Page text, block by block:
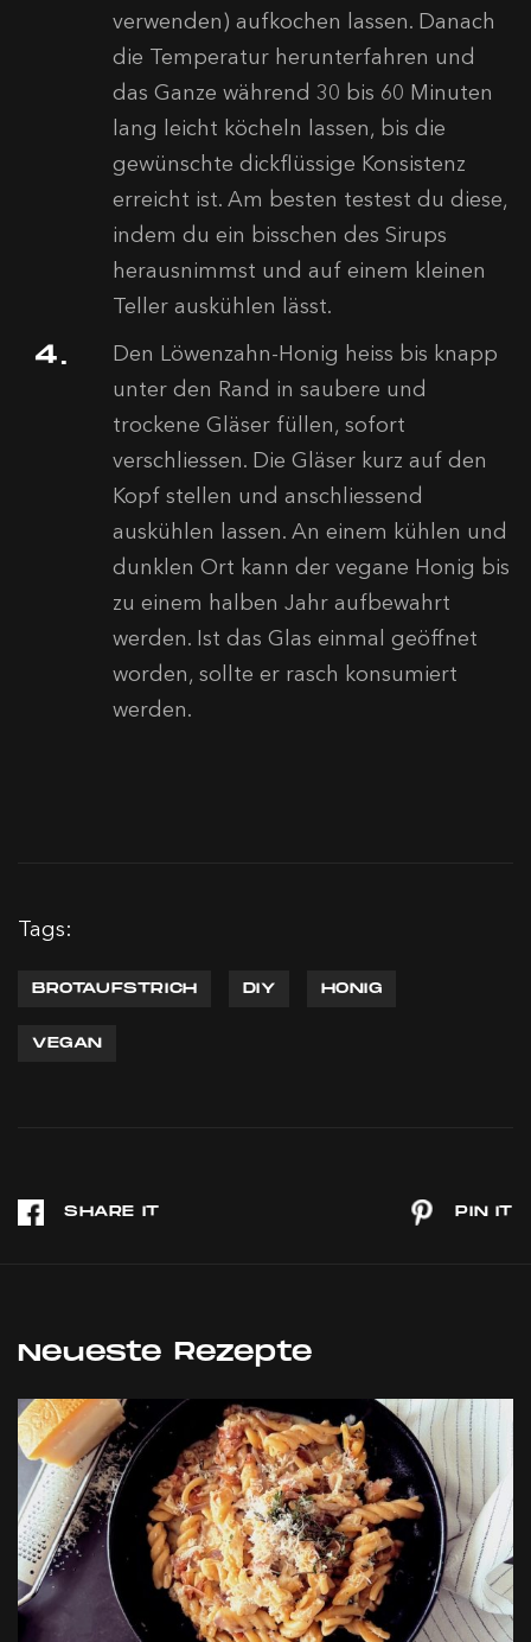
verwenden) aufkochen lassen. Danach
die Temperatur herunterfahren und
das Ganze während 30 bis 60 Minuten
lang leicht köcheln lassen, bis die
gewünschte dickflüssige Konsistenz
erreicht ist. Am besten testest du diese,
indem du ein bisschen des Sirups
herausnimmst und auf einem kleinen
Teller auskühlen lässt.
Den Löwenzahn-Honig heiss bis knapp
unter den Rand in saubere und
trockene Gläser füllen, sofort
verschliessen. Die Gläser kurz auf den
Kopf stellen und anschliessend
auskühlen lassen. An einem kühlen und
dunklen Ort kann der vegane Honig bis
zu einem halben Jahr aufbewahrt
werden. Ist das Glas einmal geöffnet
worden, sollte er rasch konsumiert
werden.
Tags:
BROTAUFSTRICH DIY HONIG
VEGAN
Neueste Rezepte